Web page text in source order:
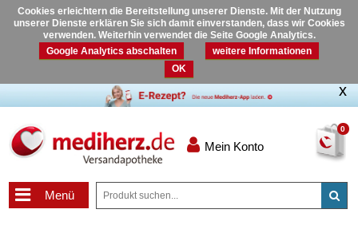
Cookies erleichtern die Bereitstellung unserer Dienste. Mit der Nutzung
unserer Dienste erklären Sie sich damit einverstanden, dass wir Cookies
verwenden. Weiterhin verwendet die Seite Google Analytics.
Google Analytics abschalten
weitere Informationen
OK
0
Mein Konto
Menü